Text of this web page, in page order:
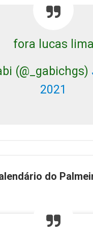
fora lucas lima
(@_gabichgs)
2021
do